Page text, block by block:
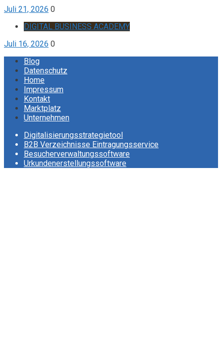
Juli 21, 2026 0
DIGITAL BUSINESS ACADEMY
Juli 16, 2026 0
Blog
Datenschutz
Home
Impressum
Kontakt
Marktplatz
Unternehmen
Digitalisierungsstrategietool
B2B Verzeichnisse Eintragungsservice
Besucherverwaltungssoftware
Urkundenerstellungssoftware